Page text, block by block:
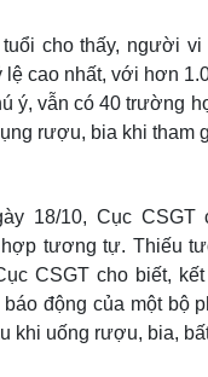
cho thấy, người vi
lệ cao nhất, với hơn
ý, vẫn có 40 trường
rượu, bia khi tham
18/10, Cục CSGT
tương tự. Thiếu
CSGT cho biết,
động của một bộ
khi uống rượu, bia,